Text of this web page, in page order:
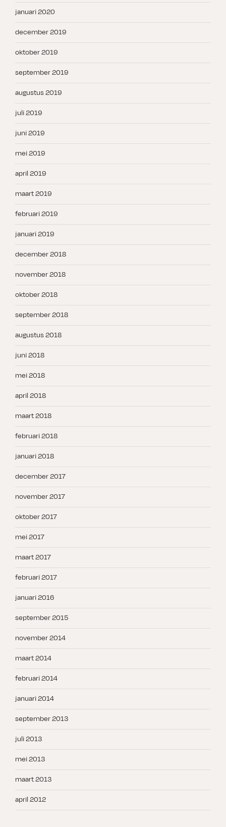
januari 2020
december 2019
oktober 2019
september 2019
augustus 2019
juli 2019
juni 2019
mei 2019
april 2019
maart 2019
februari 2019
januari 2019
december 2018
november 2018
oktober 2018
september 2018
augustus 2018
juni 2018
mei 2018
april 2018
maart 2018
februari 2018
januari 2018
december 2017
november 2017
oktober 2017
mei 2017
maart 2017
februari 2017
januari 2016
september 2015
november 2014
maart 2014
februari 2014
januari 2014
september 2013
juli 2013
mei 2013
maart 2013
april 2012